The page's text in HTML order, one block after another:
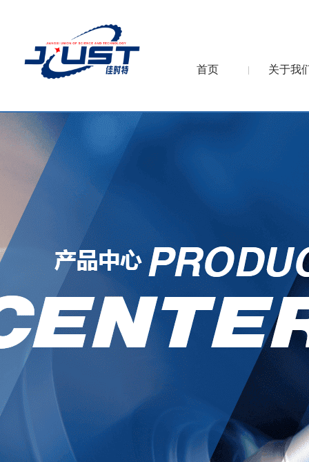
首页 关于我